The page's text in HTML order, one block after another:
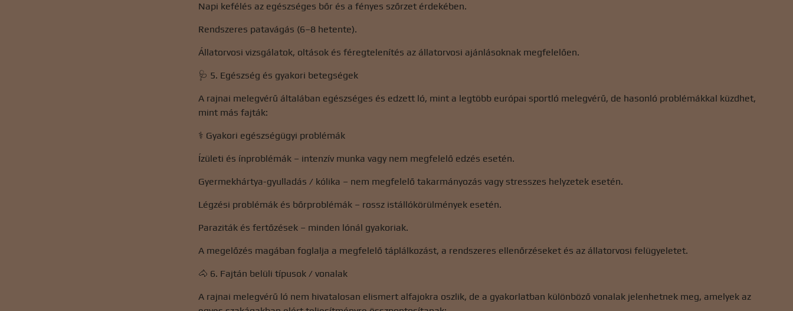
Napi kefélés az egészséges bőr és a fényes szőrzet érdekében.
Rendszeres patavágás (6–8 hetente).
Állatorvosi vizsgálatok, oltások és féregtelenítés az állatorvosi ajánlásoknak megfelelően.
🩺 5. Egészség és gyakori betegségek
A rajnai melegvérű általában egészséges és edzett ló, mint a legtöbb európai sportló melegvérű, de hasonló problémákkal küzdhet,
mint más fajták:
⚕️ Gyakori egészségügyi problémák
Ízületi és ínproblémák – intenzív munka vagy nem megfelelő edzés esetén.
Gyermekhártya-gyulladás / kólika – nem megfelelő takarmányozás vagy stresszes helyzetek esetén.
Légzési problémák és bőrproblémák – rossz istállókörülmények esetén.
Paraziták és fertőzések – minden lónál gyakoriak.
A megelőzés magában foglalja a megfelelő táplálkozást, a rendszeres ellenőrzéseket és az állatorvosi felügyeletet.
🐴 6. Fajtán belüli típusok / vonalak
A rajnai melegvérű ló nem hivatalosan elismert alfajokra oszlik, de a gyakorlatban különböző vonalak jelenhetnek meg, amelyek az